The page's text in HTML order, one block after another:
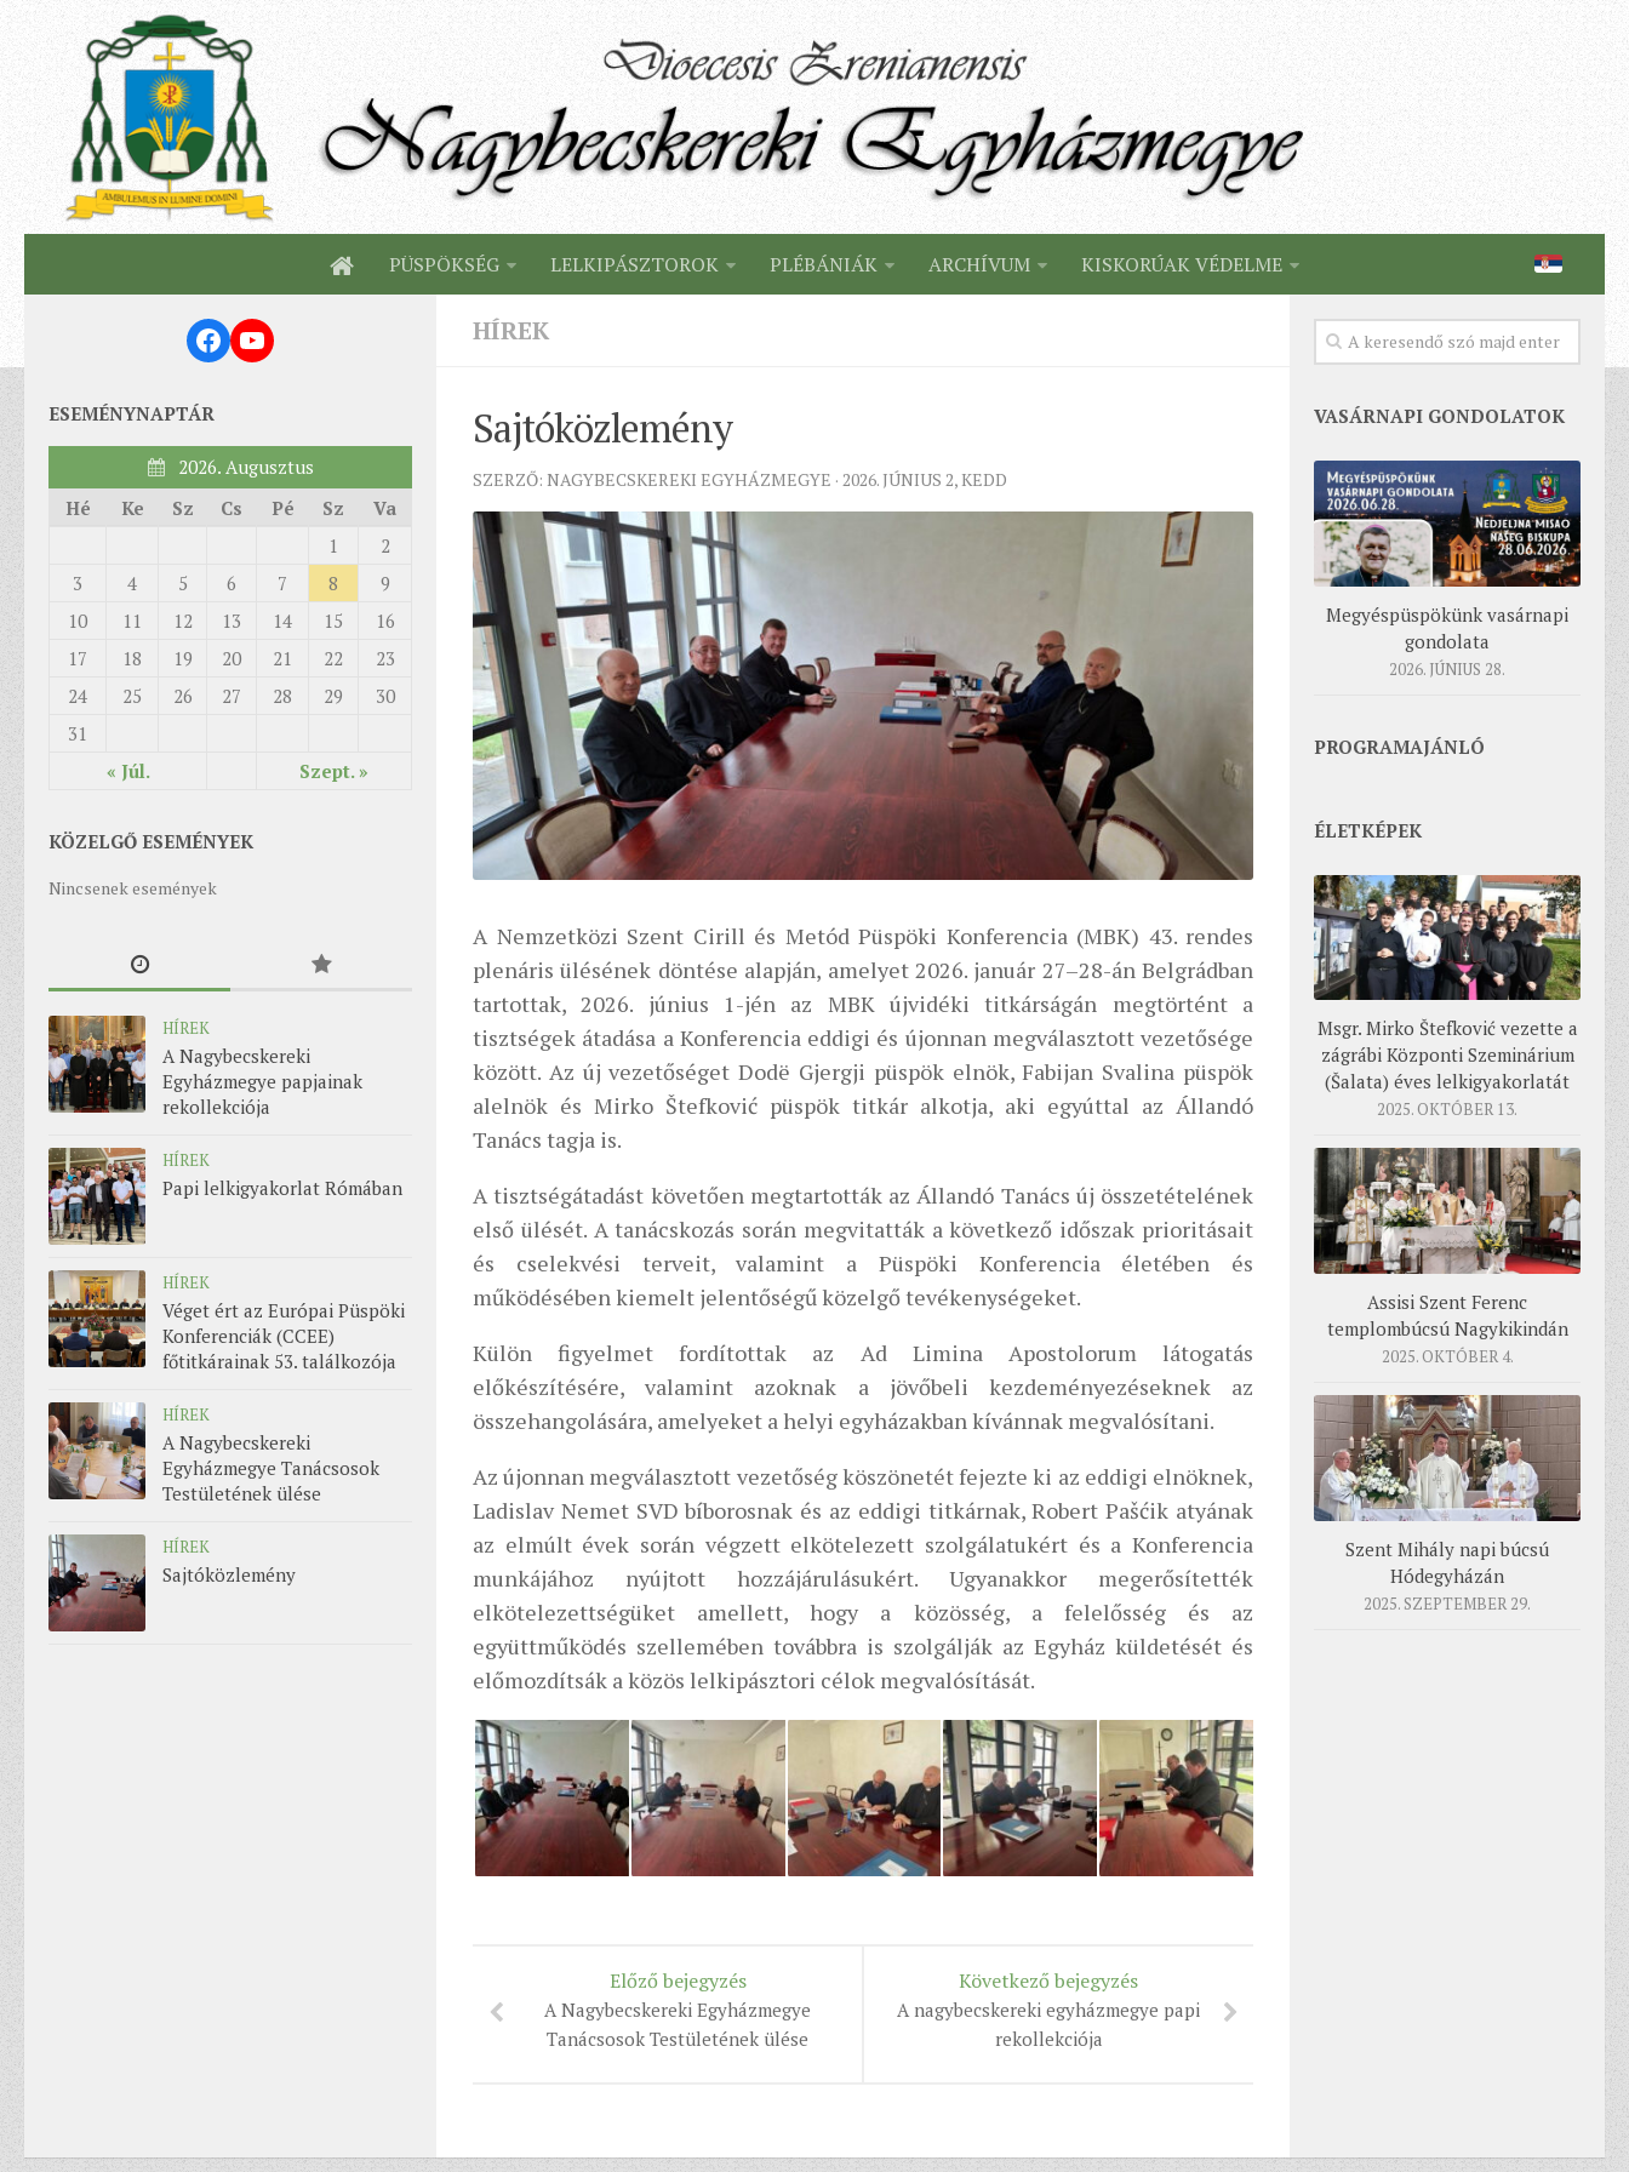
PÜSPÖKSÉG LELKIPÁSZTOROK PLÉBÁNIÁK ARCHÍVUM KISKORÚAK VÉDELME
HÍREK
Sajtóközlemény
SZERZŐ: NAGYBECSKEREKI EGYHÁZMEGYE · 2026. JÚNIUS 2, KEDD
A Nemzetközi Szent Cirill és Metód Püspöki Konferencia (MBK) 43. rendes
plenáris ülésének döntése alapján, amelyet 2026. január 27–28-án Belgrádban
tartottak, 2026. június 1-jén az MBK újvidéki titkárságán megtörtént a
tisztségek átadása a Konferencia eddigi és újonnan megválasztott vezetősége
között. Az új vezetőséget Dodë Gjergji püspök elnök, Fabijan Svalina püspök
alelnök és Mirko Štefković püspök titkár alkotja, aki egyúttal az Állandó
Tanács tagja is.
A tisztségátadást követően megtartották az Állandó Tanács új összetételének
első ülését. A tanácskozás során megvitatták a következő időszak prioritásait
és cselekvési terveit, valamint a Püspöki Konferencia életében és
működésében kiemelt jelentőségű közelgő tevékenységeket.
Külön figyelmet fordítottak az Ad Limina Apostolorum látogatás
előkészítésére, valamint azoknak a jövőbeli kezdeményezéseknek az
összehangolására, amelyeket a helyi egyházakban kívánnak megvalósítani.
Az újonnan megválasztott vezetőség köszönetét fejezte ki az eddigi elnöknek,
Ladislav Nemet SVD bíborosnak és az eddigi titkárnak, Robert Pašćik atyának
az elmúlt évek során végzett elkötelezett szolgálatukért és a Konferencia
munkájához nyújtott hozzájárulásukért. Ugyanakkor megerősítették
elkötelezettségüket amellett, hogy a közösség, a felelősség és az
együttműködés szellemében továbbra is szolgálják az Egyház küldetését és
előmozdítsák a közös lelkipásztori célok megvalósítását.
Következő bejegyzés
A nagybecskereki egyházmegye papi
rekollekciója
Előző bejegyzés
A Nagybecskereki Egyházmegye
Tanácsosok Testületének ülése
Facebook
YouTube
ESEMÉNYNAPTÁR
2026. Augusztus
Hé
Ke Sz Cs Pé Sz Va
« Júl. Szept. »
1
2
3
4 5 6 7 8
9
10
11 12 13 14 15
16
17
18 19 20 21 22
23
24
25 26 27 28 29
30
31
KÖZELGŐ ESEMÉNYEK
Nincsenek események
HÍREK
A Nagybecskereki
Egyházmegye papjainak
rekollekciója
HÍREK
Papi lelkigyakorlat Rómában
HÍREK
Véget ért az Európai Püspöki
Konferenciák (CCEE)
főtitkárainak 53. találkozója
HÍREK
A Nagybecskereki
Egyházmegye Tanácsosok
Testületének ülése
HÍREK
Sajtóközlemény
VASÁRNAPI GONDOLATOK
Megyéspüspökünk vasárnapi
gondolata
2026. JÚNIUS 28.
PROGRAMAJÁNLÓ
ÉLETKÉPEK
Msgr. Mirko Štefković vezette a
zágrábi Központi Szeminárium
(Šalata) éves lelkigyakorlatát
2025. OKTÓBER 13.
Assisi Szent Ferenc
templombúcsú Nagykikindán
2025. OKTÓBER 4.
Szent Mihály napi búcsú
Hódegyházán
2025. SZEPTEMBER 29.